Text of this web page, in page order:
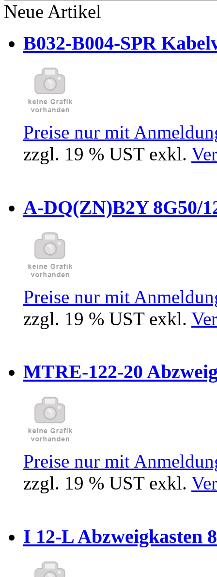
Neue Artikel
B032-B004-SPR
Preise nur mit
zzgl. 19 % UST exkl.
A-DQ(ZN)B2Y 8G50/
Preise nur mit
zzgl. 19 % UST exkl.
MTRE-122-20
Preise nur mit
zzgl. 19 % UST exkl.
I 12-L Abzweigkasten